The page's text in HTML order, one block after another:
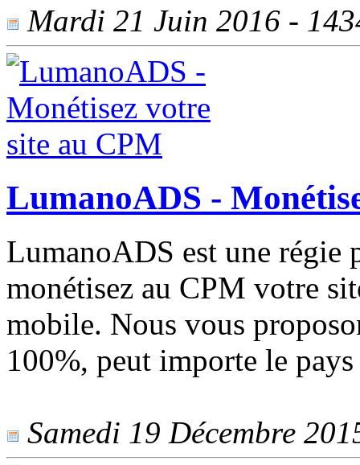
Mardi 21 Juin 2016 -
LumanoADS -
LumanoADS est une régie
monétisez au CPM votre
mobile. Nous vous
100%, peut importe le
Samedi 19 Décembre